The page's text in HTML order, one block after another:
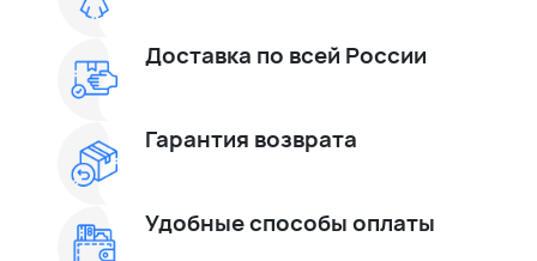
Доставка по всей России
Гарантия возврата
Удобные способы оплаты